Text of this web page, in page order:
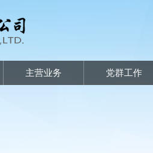
主营业务 党群工作